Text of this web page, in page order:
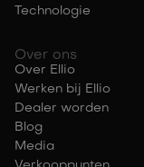
Technologie
Over ons
Over Ellio
Werken bij Ellio
Dealer worden
Blog
Media